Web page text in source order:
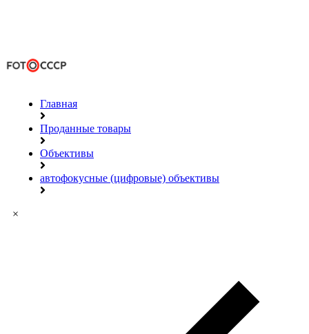
Главная
Проданные товары
Объективы
автофокусные (цифровые) объективы
×